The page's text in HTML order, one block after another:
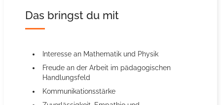
Das bringst du mit
Interesse an Mathematik und Physik
Freude an der Arbeit im pädagogischen
Handlungsfeld
Kommunikationsstärke